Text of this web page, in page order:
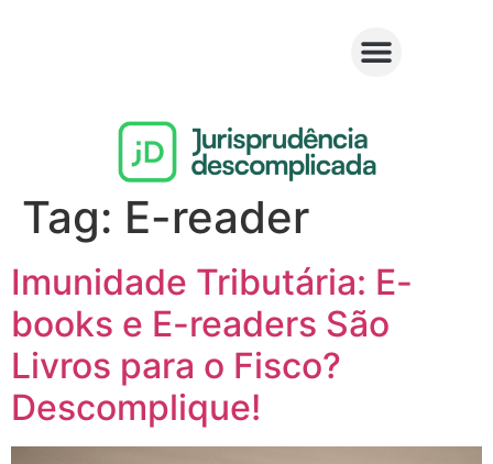
Tag: E-reader
Imunidade Tributária: E-
books e E-readers São
Livros para o Fisco?
Descomplique!